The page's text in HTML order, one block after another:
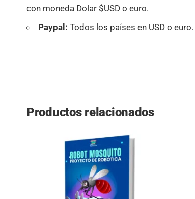
con moneda Dolar $USD o euro.
Paypal: Todos los países en USD o euro.
Productos relacionados